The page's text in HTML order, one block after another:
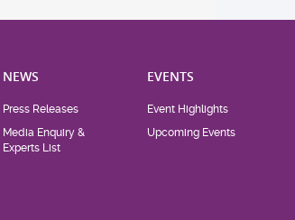
NEWS
Press Releases
Media Enquiry &
Experts List
EVENTS
Event Highlights
Upcoming Events